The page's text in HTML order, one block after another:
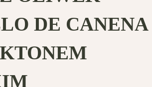
DE CANENA